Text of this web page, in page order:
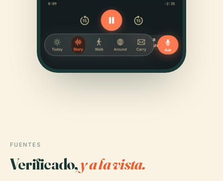
FUENTES
Verificado,y a la vista.